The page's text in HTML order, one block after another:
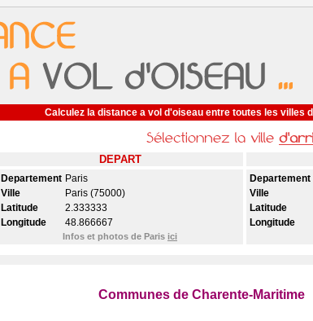
Calculez la distance a vol d'oiseau entre toutes les villes
DEPART
Departement Paris
Ville
Paris (75000)
Latitude
2.333333
Longitude
48.866667
Infos et photos de Paris ici
Departement
Ville
Latitude
Longitude
Communes de Charente-Maritime